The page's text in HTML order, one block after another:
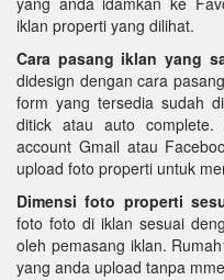
iklan properti yang dilihat.
Cara pasang iklan yang
didesign dengan cara
form yang tersedia sudah
ditick atau auto
account Gmail atau
upload foto properti untuk
Dimensi foto properti
foto foto di iklan sesuai
oleh pemasang iklan.
yang anda upload tanpa